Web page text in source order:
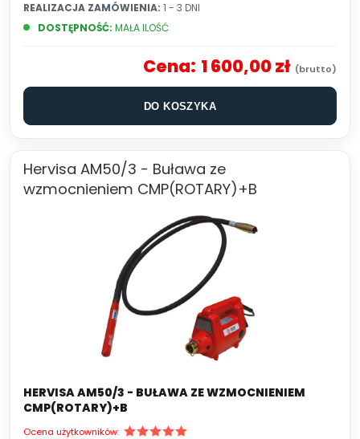
DOSTĘPNOŚĆ: MAŁA ILOŚĆ
REALIZACJA ZAMÓWIENIA: 1 - 3 DNI
Cena: 1 600,00 zł
DO KOSZYKA
Hervisa AM50/3 - Buława ze
wzmocnieniem CMP(ROTARY)+B
HERVISA AM50/3 - BUŁAWA ZE WZMOCNIENIEM
CMP(ROTARY)+B
Ocena użytkowników: